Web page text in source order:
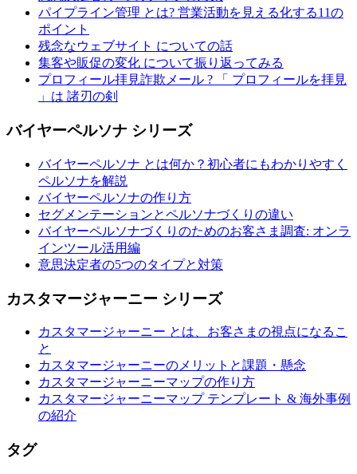
パイプライン管理 とは? 営業活動を見える化する11の
ポイント
残念なウェブサイト についての話
集客や販促の変化 について振り返ってみる
プロフィール拝見詐欺メール ? 「 プロフィールを拝見
」は 諸刃の剣
バイヤーペルソナ シリーズ
バイヤーペルソナ とは何か？初心者にもわかりやすく
ペルソナを解説
バイヤーペルソナの作り方
セグメンテーションとペルソナづくりの違い
バイヤーペルソナづくりのためのお客さま調査: オンラ
インツール活用編
意思決定者の5つのタイプと対策
カスタマージャーニー シリーズ
カスタマージャーニー とは、お客さまの視点になるこ
と
カスタマージャーニーのメリットと課題・懸念
カスタマージャーニーマップの作り方
カスタマージャーニーマップ テンプレート & 海外事例
の紹介
タグ